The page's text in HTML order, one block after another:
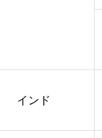
インド